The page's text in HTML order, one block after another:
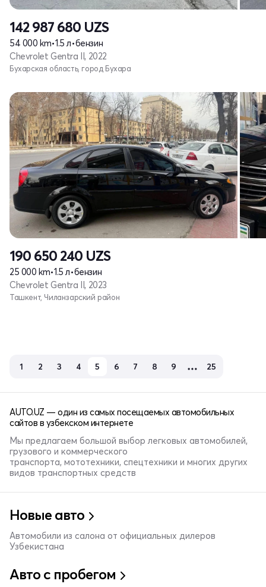
142 987 680 UZS
54 000 km•1.5 л•бензин
Chevrolet Gentra II, 2022
Бухарская область, город Бухара
190 650 240 UZS
25 000 km•1.5 л•бензин
Chevrolet Gentra II, 2023
Ташкент, Чиланзарский район
1 2 3 4 5 6 7 8 9 25
AUTO.UZ — один из самых посещаемых автомобильных
сайтов в узбекском интернете
Мы предлагаем большой выбор легковых автомобилей,
грузового и коммерческого
транспорта, мототехники, спецтехники и многих других
видов транспортных средств
Новые авто
Автомобили из салона от официальных дилеров
Узбекистана
Авто с пробегом